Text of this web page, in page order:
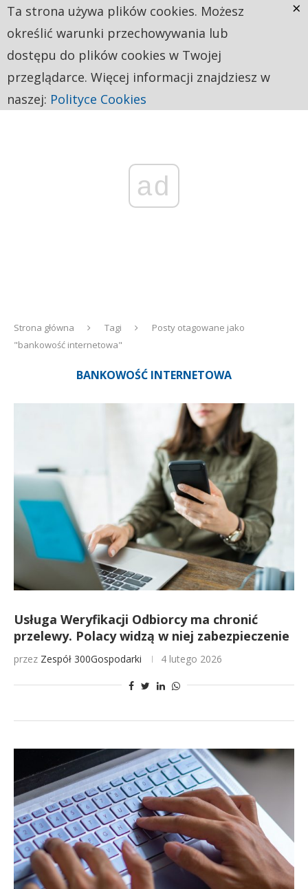
ad
Strona główna Tagi
Posty otagowane jako
"bankowość internetowa"
BANKOWOŚĆ INTERNETOWA
Usługa Weryfikacji Odbiorcy ma chronić
przelewy. Polacy widzą w niej zabezpieczenie
przez Zespół 300Gospodarki 4 lutego 2026
Ta strona używa plików cookies. Możesz
określić warunki przechowywania lub
dostępu do plików cookies w Twojej
przeglądarce. Więcej informacji znajdziesz w
naszej: Polityce Cookies
×